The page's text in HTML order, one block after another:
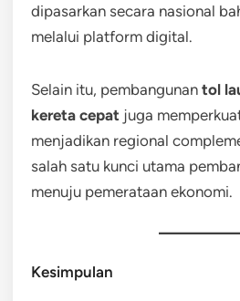
dipasarkan secara nasional
melalui platform digital.
Selain itu, pembangunan tol
kereta cepat juga
menjadikan regional
salah satu kunci utama
menuju pemerataan ekonomi.
Kesimpulan